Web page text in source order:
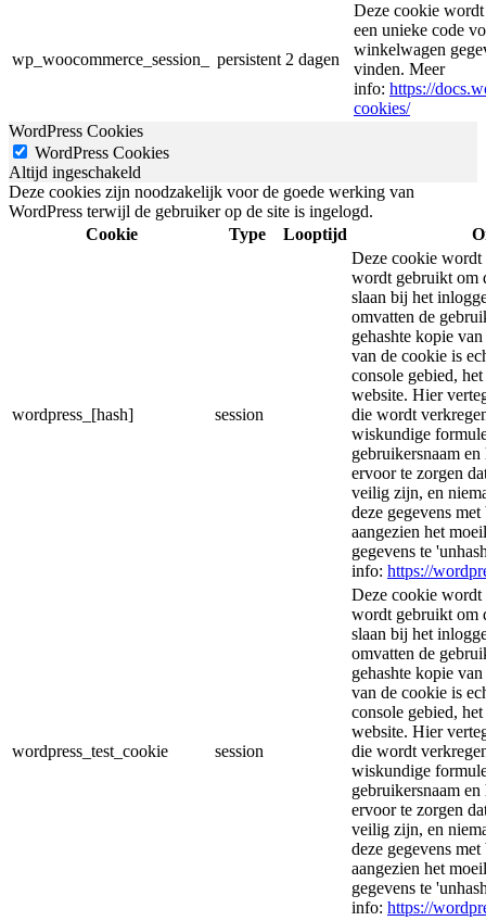
wp_woocommerce_session_ persistent 2 dagen
Deze cookie
een unieke code
winkelwagen
vinden. Meer
info: https://
cookies/
WordPress Cookies
WordPress Cookies
Altijd ingeschakeld
Deze cookies zijn noodzakelijk voor de goede werking van
WordPress terwijl de gebruiker op de site is ingelogd.
Cookie
Type Looptijd
wordpress_[hash] session
Deze cookie wordt
wordt gebruikt om
slaan bij het
omvatten de
gehashte kopie
van de cookie is
console gebied,
website. Hier
die wordt
wiskundige
gebruikersnaam
ervoor te zorgen
veilig zijn, en
deze gegevens
aangezien het
gegevens te
info: https://
wordpress_test_cookie session
Deze cookie wordt
wordt gebruikt om
slaan bij het
omvatten de
gehashte kopie
van de cookie is
console gebied,
website. Hier
die wordt
wiskundige
gebruikersnaam
ervoor te zorgen
veilig zijn, en
deze gegevens
aangezien het
gegevens te
info: https://